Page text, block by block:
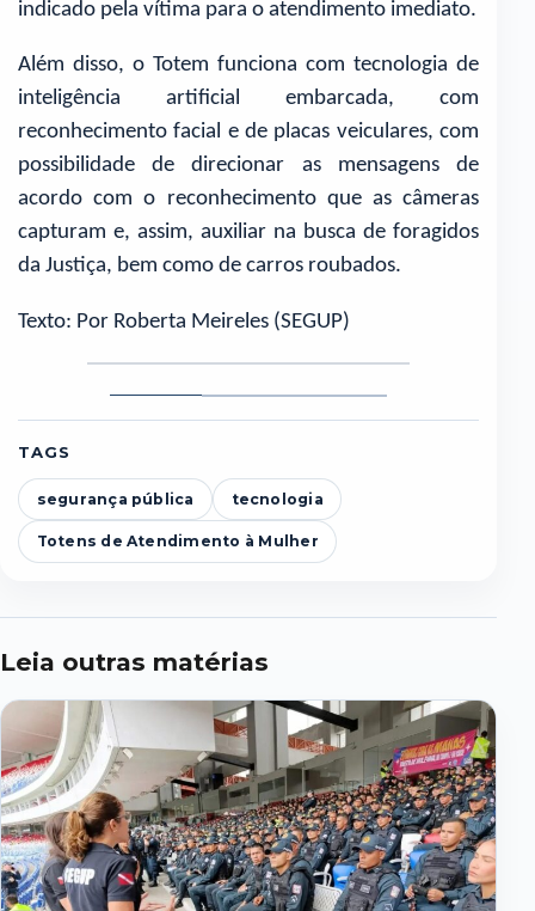
indicado pela vítima para o atendimento imediato.
Além disso, o Totem funciona com tecnologia de
inteligência artificial embarcada, com
reconhecimento facial e de placas veiculares, com
possibilidade de direcionar as mensagens de
acordo com o reconhecimento que as câmeras
capturam e, assim, auxiliar na busca de foragidos
da Justiça, bem como de carros roubados.
Texto: Por Roberta Meireles (SEGUP)
Foto
1
Foto
2
Foto
3
TAGS
segurança pública tecnologia
Totens de Atendimento à Mulher
Leia outras matérias